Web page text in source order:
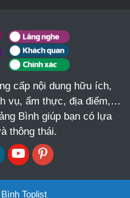
cấp nội dung hữu ích,
vụ, ẩm thực, địa điểm,…
Bình giúp bạn có lựa
thông thái.
Toplist